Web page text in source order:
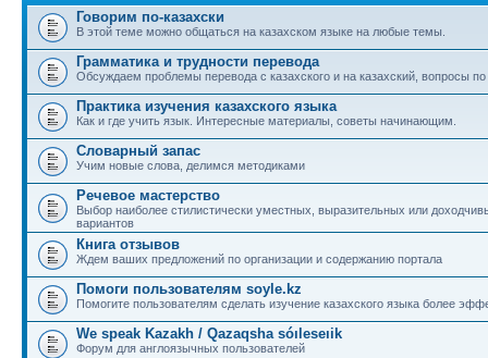
Говорим по-казахски
В этой теме можно общаться на казахском языке на любые темы.
Грамматика и трудности перевода
Обсуждаем проблемы перевода с казахского и на казахский, вопросы
Практика изучения казахского языка
Как и где учить язык. Интересные материалы, советы начинающим.
Словарный запас
Учим новые слова, делимся методиками
Речевое мастерство
Выбор наиболее стилистически уместных, выразительных или
вариантов
Книга отзывов
Ждем ваших предложений по организации и содержанию портала
Помоги пользователям soyle.kz
Помогите пользователям сделать изучение казахского языка более
We speak Kazakh / Qazaqsha sóıleseıik
Форум для англоязычных пользователей